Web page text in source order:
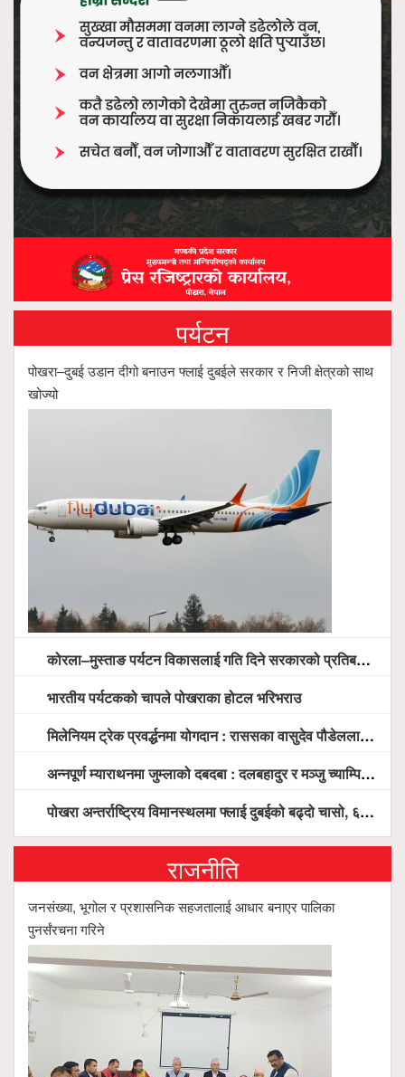
पर्यटन
पोखरा–दुबई उडान दीगो बनाउन फ्लाई दुबईले सरकार र निजी क्षेत्रको साथ
खोज्यो
कोरला–मुस्ताङ पर्यटन विकासलाई गति दिने सरकारको प्रतिबद्धता, स्थानीय सरोकारवालासँग व्यापक छलफल
भारतीय पर्यटकको चापले पोखराका होटल भरिभराउ
मिलेनियम ट्रेक प्रवर्द्धनमा योगदान : राससका वासुदेव पौडेललाई ‘मिलेनियम ट्रेक अवार्ड’ प्रदान गरिने
अन्नपूर्ण म्याराथनमा जुम्लाको दबदबा : दलबहादुर र मञ्जु च्याम्पियन, नगदसहित भव्य सम्मान
पोखरा अन्तर्राष्ट्रिय विमानस्थलमा फ्लाई दुबईको बढ्दो चासो, ६ घण्टा लामो प्राविधिक निरीक्षणपछि दैनिक उडानको ढोका खुल्दै
राजनीति
जनसंख्या, भूगोल र प्रशासनिक सहजतालाई आधार बनाएर पालिका
पुनर्संरचना गरिने